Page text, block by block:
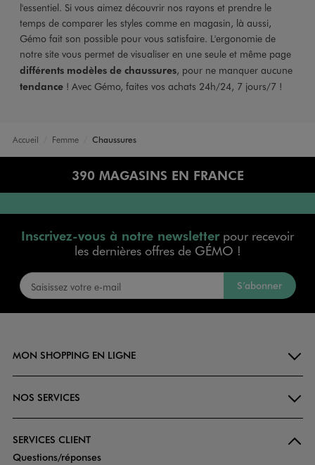
l'essentiel. Si vous aimez découvrir nos rayons et prendre le
temps de comparer les styles comme en magasin, là aussi,
Gémo fait son possible pour vous satisfaire. L'ergonomie de
notre site vous permet de visualiser en une seule et même page
différents modèles de chaussures, pour ne manquer aucune
tendance! Avec Gémo, faites vos achats 24h/24, 7 jours/7 !
Accueil Femme Chaussures
390 MAGASINS EN FRANCE
Inscrivez-vous à notre newsletterpour recevoir
les dernières offres de GÉMO !
S’abonner
MON SHOPPING EN LIGNE
NOS SERVICES
SERVICES CLIENT
Questions/réponses